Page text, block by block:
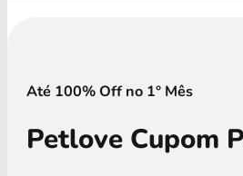
Até 100% Off no 1° Mês
Petlove Cupom